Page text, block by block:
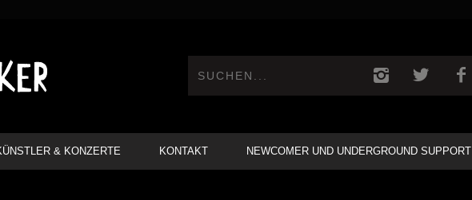
& KONZERTE KONTAKT NEWCOMER UND UNDERGROUND SUPPORT